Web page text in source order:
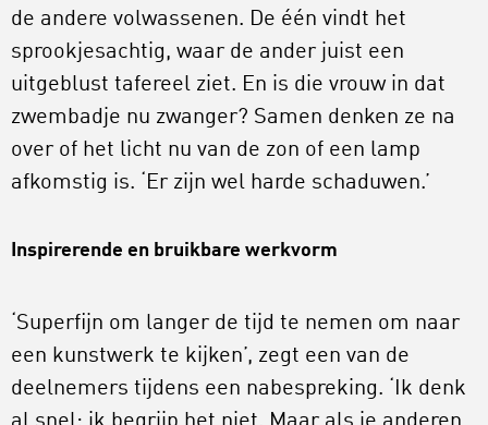
de andere volwassenen. De één vindt het
sprookjesachtig, waar de ander juist een
uitgeblust tafereel ziet. En is die vrouw in dat
zwembadje nu zwanger? Samen denken ze na
over of het licht nu van de zon of een lamp
afkomstig is. ‘Er zijn wel harde schaduwen.’
Inspirerende en bruikbare werkvorm
‘Superfijn om langer de tijd te nemen om naar
een kunstwerk te kijken’, zegt een van de
deelnemers tijdens een nabespreking. ‘Ik denk